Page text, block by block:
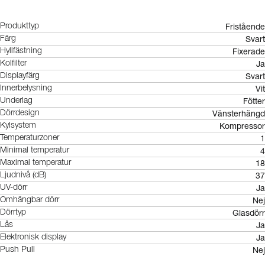
Produkttyp Fristående
Färg Svart
Hyllfästning Fixerade
Kolfilter Ja
Displayfärg Svart
Innerbelysning Vit
Underlag Fötter
Dörrdesign Vänsterhängd
Kylsystem Kompressor
Temperaturzoner 1
Minimal temperatur 4
Maximal temperatur 18
Ljudnivå (dB) 37
UV-dörr Ja
Omhängbar dörr Nej
Dörrtyp Glasdörr
Lås Ja
Elektronisk display Ja
Push Pull Nej